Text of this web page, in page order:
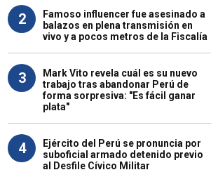
2
Famoso influencer fue asesinado a
balazos en plena transmisión en
vivo y a pocos metros de la Fiscalía
3
Mark Vito revela cuál es su nuevo
trabajo tras abandonar Perú de
forma sorpresiva: "Es fácil ganar
plata"
4
Ejército del Perú se pronuncia por
suboficial armado detenido previo
al Desfile Cívico Militar